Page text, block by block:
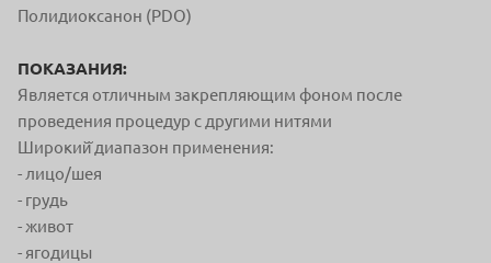
Полидиоксанон (PDO)
ПОКАЗАНИЯ:
Является отличным закрепляющим фоном после
проведения процедур с другими нитями
Широкий̆ диапазон применения:
- лицо/шея
- грудь
- живот
- ягодицы